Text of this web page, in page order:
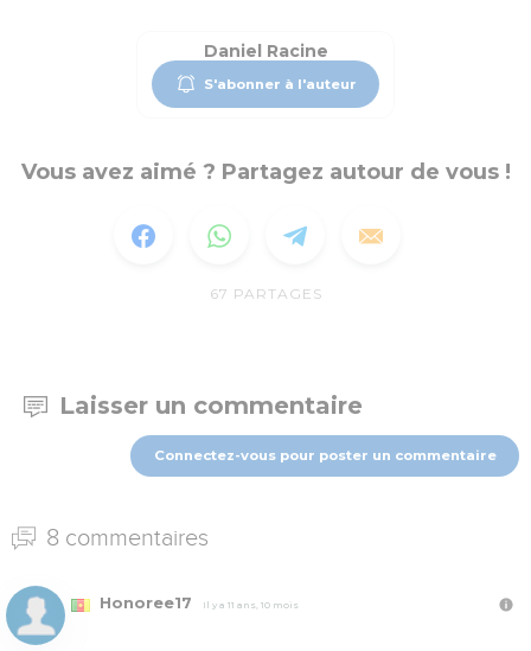
Daniel Racine
S'abonner à l'auteur
Vous avez aimé ? Partagez autour de vous !
67 PARTAGES
Laisser un commentaire
Connectez-vous pour poster un commentaire
8 commentaires
Honoree17 Il y a 11 ans, 10 mois